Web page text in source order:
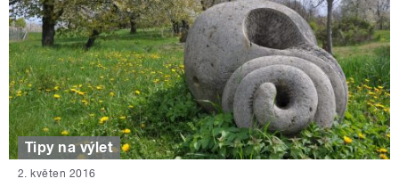
Tipy na výlet
2. květen 2016